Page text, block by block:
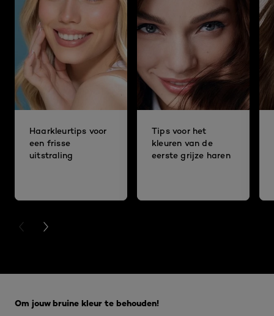
Haarkleurtips voor
een frisse
uitstraling
Tips voor het
kleuren van de
eerste grijze haren
PREVIOUS CARD
NEXT CARD
Om jouw bruine kleur te behouden!